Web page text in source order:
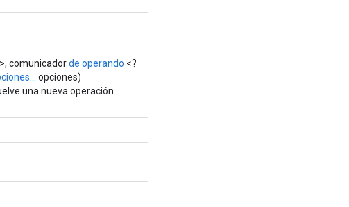
comunicadorde operando <?
opciones)
una nueva operación